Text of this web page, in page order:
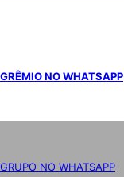
GRÊMIO NO WHATSAPP
GRUPO NO WHATSAPP